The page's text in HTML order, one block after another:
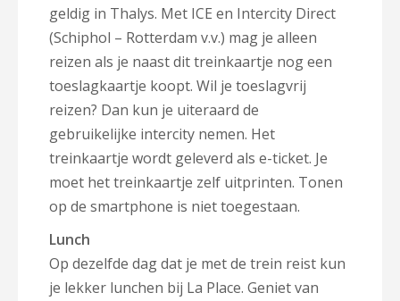
geldig in Thalys. Met ICE en Intercity Direct
(Schiphol – Rotterdam v.v.) mag je alleen
reizen als je naast dit treinkaartje nog een
toeslagkaartje koopt. Wil je toeslagvrij
reizen? Dan kun je uiteraard de
gebruikelijke intercity nemen. Het
treinkaartje wordt geleverd als e-ticket. Je
moet het treinkaartje zelf uitprinten. Tonen
op de smartphone is niet toegestaan.
Lunch
Op dezelfde dag dat je met de trein reist kun
je lekker lunchen bij La Place. Geniet van